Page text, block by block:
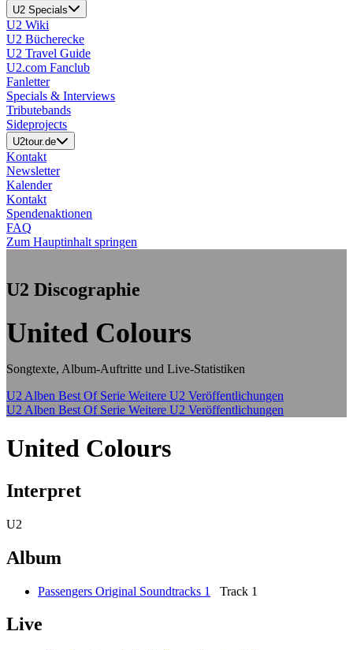
U2 Specials
U2 Wiki
U2 Bücherecke
U2 Travel Guide
U2.com Fanclub
Fanletter
Specials & Interviews
Tributebands
Sideprojects
U2tour.de
Kontakt
Newsletter
Kalender
Kontakt
Spendenaktionen
FAQ
Zum Hauptinhalt springen
U2 Discographie
United Colours
Songtexte, Album-Auftritte und Live-Statistiken
U2 Alben Best Of Serie Weitere U2 Veröffentlichungen
U2 Alben Best Of Serie Weitere U2 Veröffentlichungen
United Colours
Interpret
U2
Album
Passengers Original Soundtracks 1 Track 1
Live